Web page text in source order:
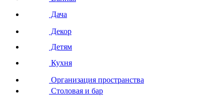
Дача
Декор
Детям
Кухня
Организация пространства
Столовая и бар